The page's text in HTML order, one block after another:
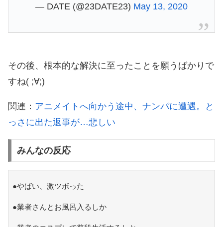
— DATE (@23DATE23) May 13, 2020
その後、根本的な解決に至ったことを願うばかりで
すね( ;∀;)
関連： アニメイトへ向かう途中、ナンパに遭遇。と
っさに出た返事が…悲しい
みんなの反応
●やばい、激ツボった
●業者さんとお風呂入るしか